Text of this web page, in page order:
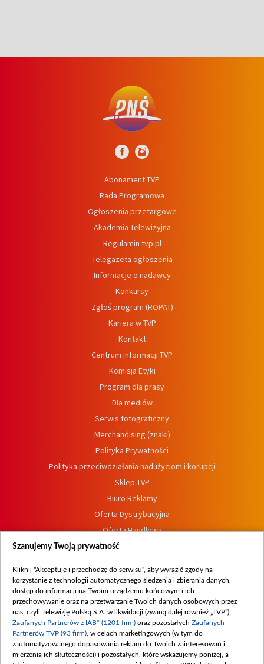
Abonament TVP
Rada Programowa
Ogłoszenia przetargowe
Akademia Telewizyjna
Regulamin tvp.pl
Telegazeta ogłoszenia
Informacje o nadawcy
Konkursy
Zgłoś program (ROPAT)
Kariera w TVP
Kontakt
Centrum informacji TVP
Komisja Etyki
Program dla prasy
Dla mediów
Serwis fotograficzny
Merchandising (znaki)
Polityka Prywatności
Polityka przeciwdziałania nadużyciom i korupcji
Sklep TVP
Biuro Reklamy
Oferta Dystrybucyjna
Oferta Handlowa
Dostępność
Procedura zgłoszeń wewnętrznych
Szanujemy Twoją prywatność
Kliknij "Akceptuję i przechodzę do serwisu", aby wyrazić zgody na
korzystanie z technologii automatycznego śledzenia i zbierania danych,
dostęp do informacji na Twoim urządzeniu końcowym i ich
przechowywanie oraz na przetwarzanie Twoich danych osobowych przez
nas, czyli Telewizję Polską S.A. w likwidacji (zwaną dalej również „TVP”),
Zaufanych Partnerów z IAB* (1201 firm) oraz pozostałych Zaufanych
Partnerów TVP (93 firm) , w celach marketingowych (w tym do
zautomatyzowanego dopasowania reklam do Twoich zainteresowań i
mierzenia ich skuteczności) i pozostałych, które wskazujemy poniżej, a